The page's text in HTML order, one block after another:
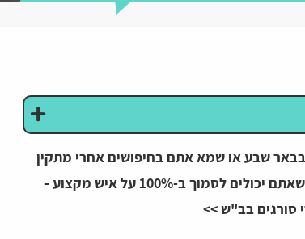
בבאר שבע או שמא אתם בחיפושים אחרי מתקין
סורגים בב"ש להתקנות שונות חשוב לדעת שאתם יכולים לסמוך ב-100% על איש מקצוע -
סורגים בב"ש >>